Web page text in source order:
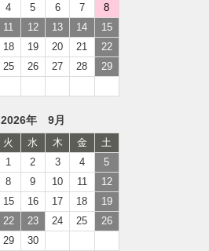
4 5 6 7
8
11 12 13 14
15
18 19 20 21
22
25 26 27 28
29
2026年 9月
火 水 木 金
土
1
2 3 4
5
8 9 10 11
12
15 16 17 18
19
22 23 24 25
26
29 30